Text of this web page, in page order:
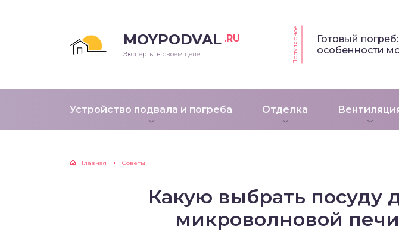
MOYPODVAL .RU
Эксперты в своем деле Популярное
Готовый
особенности
Устройство подвала и погреба Отделка
Главная Советы
Какую выбрать посуду
микроволновой печи